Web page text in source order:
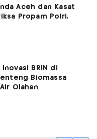
Aceh dan Kasat
Propam Polri,
BRIN di
Biomassa
Olahan